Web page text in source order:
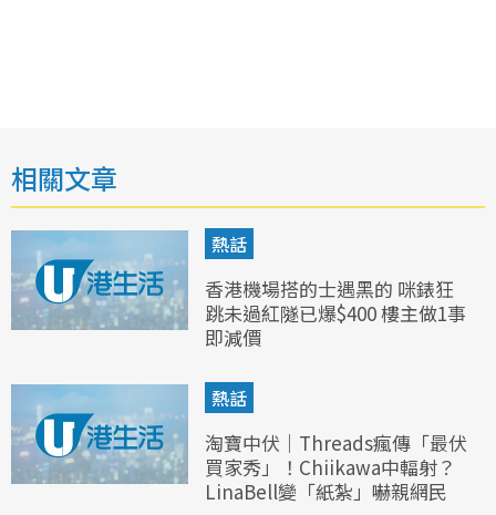
相關文章
熱話
香港機場搭的士遇黑的 咪錶狂
跳未過紅隧已爆$400 樓主做1事
即減價
熱話
淘寶中伏｜Threads瘋傳「最伏
買家秀」！Chiikawa中輻射？
LinaBell變「紙紮」嚇親網民